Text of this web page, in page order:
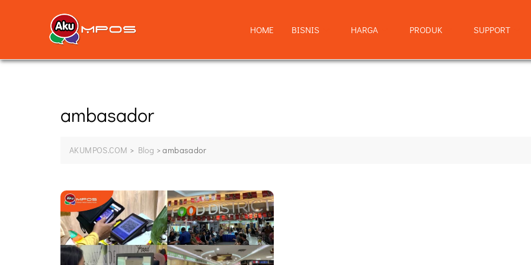
HOME BISNIS HARGA PRODUK SUPPORT
ambasador
AKUMPOS.COM > Blog >ambasador